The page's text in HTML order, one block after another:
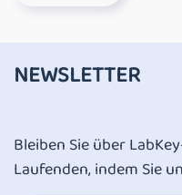
NEWSLETTER
Bleiben Sie über
Laufenden, indem Sie